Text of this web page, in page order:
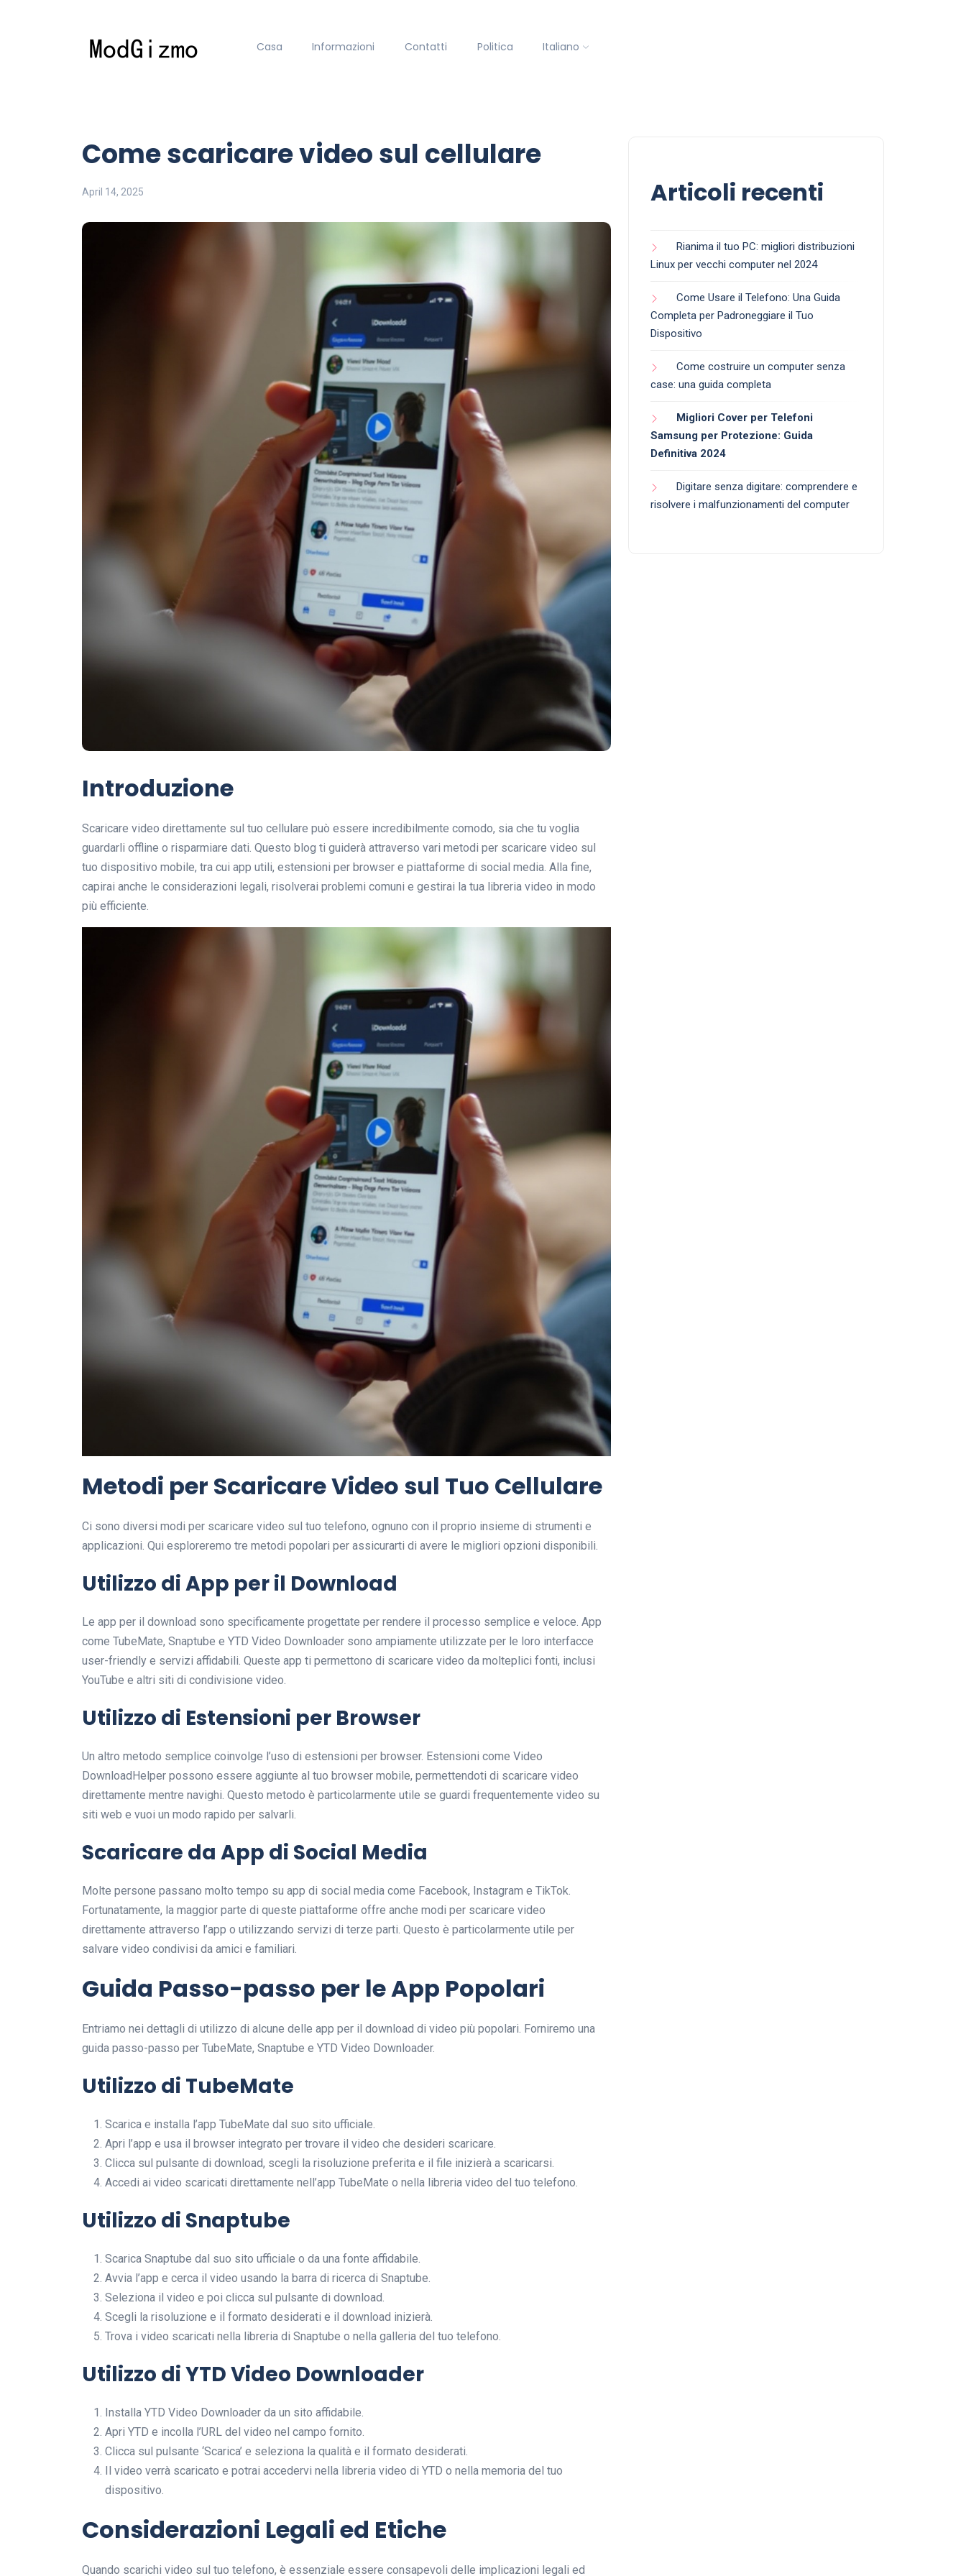
Casa Informazioni Contatti Politica Italiano
Come scaricare video sul cellulare
April 14, 2025
Introduzione
Scaricare video direttamente sul tuo cellulare può essere incredibilmente comodo, sia che tu voglia
guardarli offline o risparmiare dati. Questo blog ti guiderà attraverso vari metodi per scaricare video sul
tuo dispositivo mobile, tra cui app utili, estensioni per browser e piattaforme di social media. Alla fine,
capirai anche le considerazioni legali, risolverai problemi comuni e gestirai la tua libreria video in modo
più efficiente.
Metodi per Scaricare Video sul Tuo Cellulare
Ci sono diversi modi per scaricare video sul tuo telefono, ognuno con il proprio insieme di strumenti e
applicazioni. Qui esploreremo tre metodi popolari per assicurarti di avere le migliori opzioni disponibili.
Utilizzo di App per il Download
Le app per il download sono specificamente progettate per rendere il processo semplice e veloce. App
come TubeMate, Snaptube e YTD Video Downloader sono ampiamente utilizzate per le loro interfacce
user-friendly e servizi affidabili. Queste app ti permettono di scaricare video da molteplici fonti, inclusi
YouTube e altri siti di condivisione video.
Utilizzo di Estensioni per Browser
Un altro metodo semplice coinvolge l’uso di estensioni per browser. Estensioni come Video
DownloadHelper possono essere aggiunte al tuo browser mobile, permettendoti di scaricare video
direttamente mentre navighi. Questo metodo è particolarmente utile se guardi frequentemente video su
siti web e vuoi un modo rapido per salvarli.
Scaricare da App di Social Media
Molte persone passano molto tempo su app di social media come Facebook, Instagram e TikTok.
Fortunatamente, la maggior parte di queste piattaforme offre anche modi per scaricare video
direttamente attraverso l’app o utilizzando servizi di terze parti. Questo è particolarmente utile per
salvare video condivisi da amici e familiari.
Guida Passo-passo per le App Popolari
Entriamo nei dettagli di utilizzo di alcune delle app per il download di video più popolari. Forniremo una
guida passo-passo per TubeMate, Snaptube e YTD Video Downloader.
Utilizzo di TubeMate
Scarica e installa l’app TubeMate dal suo sito ufficiale.
Apri l’app e usa il browser integrato per trovare il video che desideri scaricare.
Clicca sul pulsante di download, scegli la risoluzione preferita e il file inizierà a scaricarsi.
Accedi ai video scaricati direttamente nell’app TubeMate o nella libreria video del tuo telefono.
Utilizzo di Snaptube
Scarica Snaptube dal suo sito ufficiale o da una fonte affidabile.
Avvia l’app e cerca il video usando la barra di ricerca di Snaptube.
Seleziona il video e poi clicca sul pulsante di download.
Scegli la risoluzione e il formato desiderati e il download inizierà.
Trova i video scaricati nella libreria di Snaptube o nella galleria del tuo telefono.
Utilizzo di YTD Video Downloader
Installa YTD Video Downloader da un sito affidabile.
Apri YTD e incolla l’URL del video nel campo fornito.
Clicca sul pulsante ‘Scarica’ e seleziona la qualità e il formato desiderati.
Il video verrà scaricato e potrai accedervi nella libreria video di YTD o nella memoria del tuo
dispositivo.
Considerazioni Legali ed Etiche
Quando scarichi video sul tuo telefono, è essenziale essere consapevoli delle implicazioni legali ed
Articoli recenti
Rianima il tuo PC: migliori distribuzioni
Linux per vecchi computer nel 2024
Come Usare il Telefono: Una Guida
Completa per Padroneggiare il Tuo
Dispositivo
Come costruire un computer senza
case: una guida completa
Migliori Cover per Telefoni
Samsung per Protezione: Guida
Definitiva 2024
Digitare senza digitare: comprendere e
risolvere i malfunzionamenti del computer